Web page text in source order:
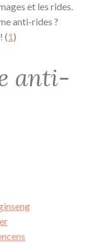
et les rides.
anti-rides ?
(1)
anti-